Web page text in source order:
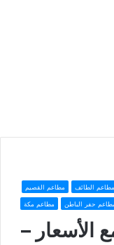
مطاعم الطائف مطاعم القصيم
حفر الباطن مطاعم مكة
الأسعار –